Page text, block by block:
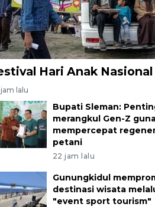
Hari Anak Nasional
lalu
Bupati Sleman:
merangkul Gen-Z
mempercepat
petani
22 jam lalu
Gunungkidul
destinasi wisata
"event sport tourism"